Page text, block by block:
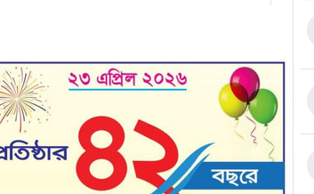
মামলা, অ্যাকাউন্ট জব্দ, দেশে ফেরা